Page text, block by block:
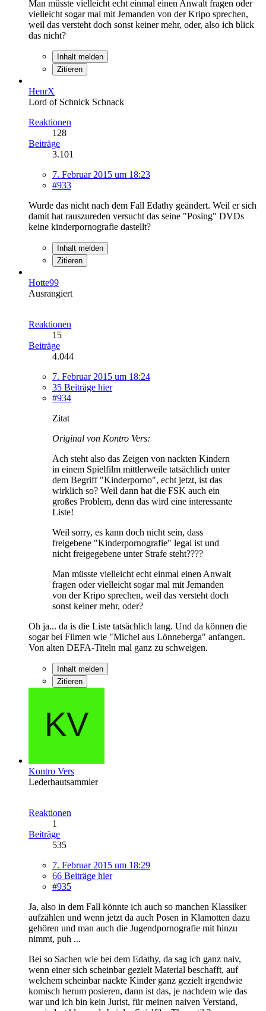
Man müsste vielleicht echt einmal einen Anwalt fragen oder
vielleicht sogar mal mit Jemanden von der Kripo sprechen,
weil das versteht doch sonst keiner mehr, oder, also ich blick
das nicht?
Inhalt melden
Zitieren
HenrX
Lord of Schnick Schnack
Reaktionen
128
Beiträge
3.101
7. Februar 2015 um 18:23
#933
Wurde das nicht nach dem Fall Edathy geändert. Weil er sich
damit hat rauszureden versucht das seine "Posing" DVDs
keine kinderpornografie dastellt?
Inhalt melden
Zitieren
Hotte99
Ausrangiert
Reaktionen
15
Beiträge
4.044
7. Februar 2015 um 18:24
35 Beiträge hier
#934
Zitat
Original von Kontro Vers:
Ach steht also das Zeigen von nackten Kindern
in einem Spielfilm mittlerweile tatsächlich unter
dem Begriff "Kinderporno", echt jetzt, ist das
wirklich so? Weil dann hat die FSK auch ein
großes Problem, denn das wird eine interessante
Liste!
Weil sorry, es kann doch nicht sein, dass
freigebene "Kinderpornografie" legai ist und
nicht freigegebene unter Strafe steht????
Man müsste vielleicht echt einmal einen Anwalt
fragen oder vielleicht sogar mal mit Jemanden
von der Kripo sprechen, weil das versteht doch
sonst keiner mehr, oder?
Oh ja... da is die Liste tatsächlich lang. Und da können die
sogar bei Filmen wie "Michel aus Lönneberga" anfangen.
Von alten DEFA-Titeln mal ganz zu schweigen.
Inhalt melden
Zitieren
Kontro Vers
Lederhautsammler
Reaktionen
1
Beiträge
535
7. Februar 2015 um 18:29
66 Beiträge hier
#935
Ja, also in dem Fall könnte ich auch so manchen Klassiker
aufzählen und wenn jetzt da auch Posen in Klamotten dazu
gehören und man auch die Jugendpornografie mit hinzu
nimmt, puh ...
Bei so Sachen wie bei dem Edathy, da sag ich ganz naiv,
wenn einer sich scheinbar gezielt Material beschafft, auf
welchem scheinbar nackte Kinder ganz gezielt irgendwie
komisch herum posieren, dann ist das, je nachdem wie das
war und ich bin kein Jurist, für meinen naiven Verstand,